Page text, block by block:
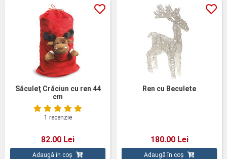
Săculeţ Crăciun cu ren 44
cm
1 recenzie
82.00 Lei
Adaugă în coș
Ren cu Beculete
180.00 Lei
Adaugă în coș